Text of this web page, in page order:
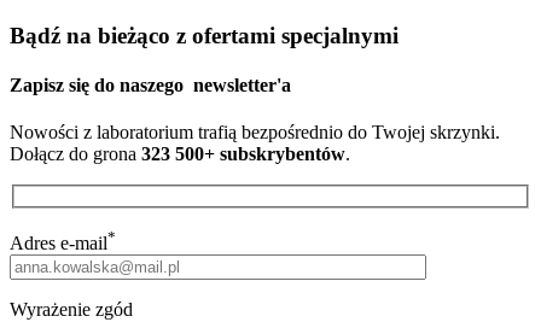
Bądź na bieżąco z ofertami specjalnymi
Zapisz się do naszego newsletter'a
Nowości z laboratorium trafią bezpośrednio do Twojej skrzynki.
Dołącz do grona 323 500+ subskrybentów.
Adres e-mail*
Wyrażenie zgód